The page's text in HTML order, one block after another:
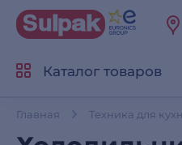
Каталог товаров
Главная Техника для